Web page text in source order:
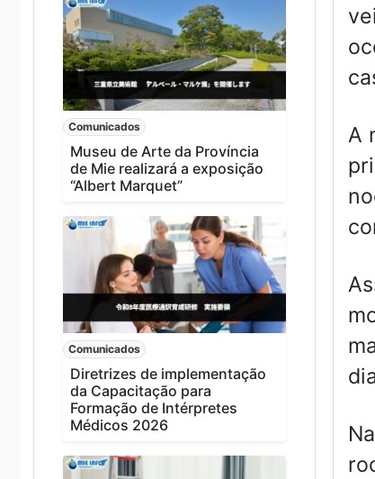
Comunicados
Museu de Arte da Província
de Mie realizará a exposição
“Albert Marquet”
Comunicados
Diretrizes de implementação
da Capacitação para
Formação de Intérpretes
Médicos 2026
A